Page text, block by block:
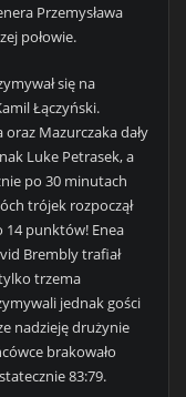
Przemysława
połowie.
się na
Łączyński.
Mazurczaka dały
Luke Petrasek, a
po 30 minutach
trójek rozpoczął
14 punktów! Enea
Brembly trafiał
trzema
jednak gości
nadzieję drużynie
brakowało
83:79.